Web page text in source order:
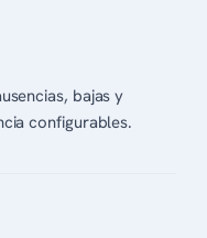
bajas y
configurables.